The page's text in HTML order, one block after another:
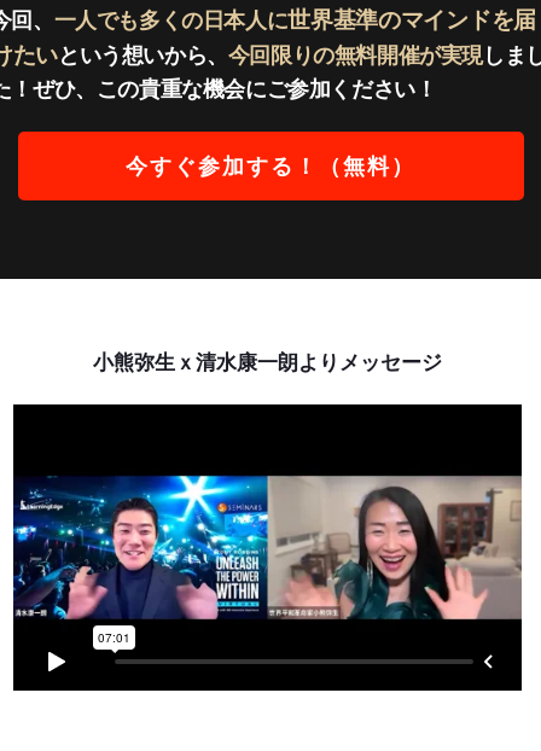
回、 一人でも多くの日本人に世界基準のマインドを届
たいという想いから、 今回限りの無料開催が実現しま
！ぜひ、この貴重な機会にご参加ください！
今すぐ参加する！（無料）
小熊弥生ｘ清水康一朗よりメッセージ